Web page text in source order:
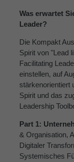
Was erwartet
Leader?
Die Kompakt
Spirit von "Lead
Facilitating
einstellen, auf
stärkenorientiert
Spirit und das
Leadership
Part 1:
& Organisation,
Digitaler
Systemisches